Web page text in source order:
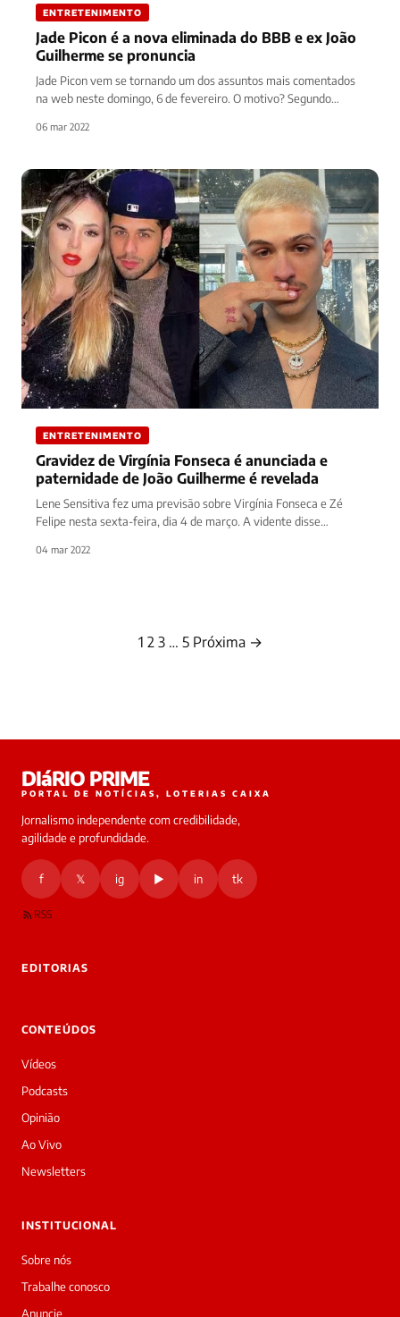
ENTRETENIMENTO
Jade Picon é a nova eliminada do BBB e ex João
Guilherme se pronuncia
Jade Picon vem se tornando um dos assuntos mais comentados
na web neste domingo, 6 de fevereiro. O motivo? Segundo…
06 mar 2022
ENTRETENIMENTO
Gravidez de Virgínia Fonseca é anunciada e
paternidade de João Guilherme é revelada
Lene Sensitiva fez uma previsão sobre Virgínia Fonseca e Zé
Felipe nesta sexta-feira, dia 4 de março. A vidente disse…
04 mar 2022
1 2 3 … 5 Próxima →
DIáRIO PRIME
PORTAL DE NOTÍCIAS, LOTERIAS CAIXA
Jornalismo independente com credibilidade,
agilidade e profundidade.
f 𝕏 ig ▶ in tk
RSS
EDITORIAS
CONTEÚDOS
Vídeos
Podcasts
Opinião
Ao Vivo
Newsletters
INSTITUCIONAL
Sobre nós
Trabalhe conosco
Anuncie